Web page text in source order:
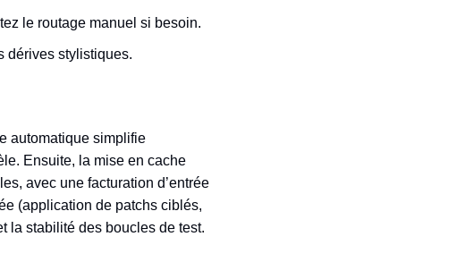
le routage manuel si besoin.
dérives stylistiques.
automatique simplifie
Ensuite, la mise en cache
avec une facturation d’entrée
(application de patchs ciblés,
la stabilité des boucles de test.